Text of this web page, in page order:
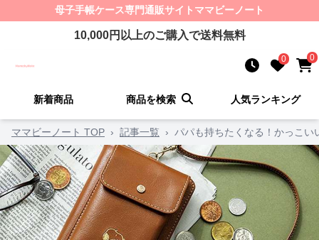
母子手帳ケース専門通販サイト ママビーノート
10,000円以上のご購入で送料無料
0 0
新着商品 商品を検索 人気ランキング
ママビーノート TOP › 記事一覧 › パパも持ちたくなる！かっこい